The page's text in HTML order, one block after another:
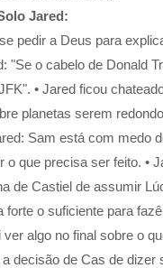
Jared:
pedir a Deus para
"Se o cabelo de Donald
• Jared ficou
planetas serem
Sam está com medo
o que precisa ser feito. •
de Castiel de assumir
forte o suficiente para
ver algo no final sobre o
decisão de Cas de dizer